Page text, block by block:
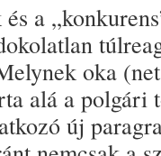
a
oka
alá a polgári
új